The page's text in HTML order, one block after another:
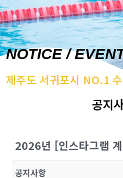
NOTICE /
제주도 서귀포시 NO.1
공지
2026년 [인스타그램
공지사항